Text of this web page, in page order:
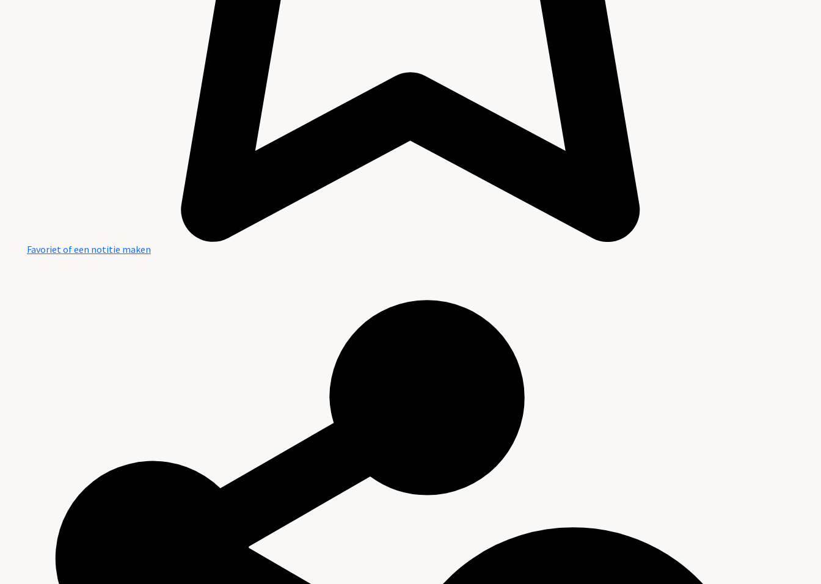
Favoriet of een notitie maken